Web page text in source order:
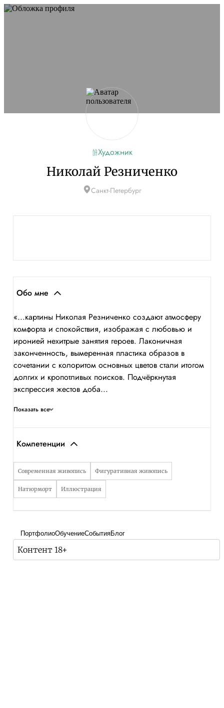
Художник
Николай Резниченко
Санкт-Петербург
Обо мне
«...картины Николая Резниченко создают атмосферу
комфорта и спокойствия, изображая с любовью и
иронией нехитрые занятия героев. Лаконичная
законченность, вымеренная пластика образов в
сочетании с колоритом основных цветов стали итогом
долгих и кропотливых поисков. Подчёркнутая
экспрессия жестов доба...
Показать все
Компетенции
Современная живопись Фигуративная живопись
Натюрморт Иллюстрация
ПортфолиоОбучениеСобытияБлог
Контент 18+